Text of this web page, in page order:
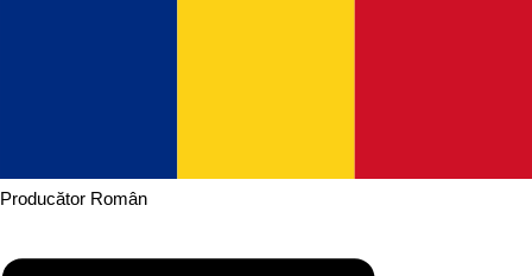
Producător Român